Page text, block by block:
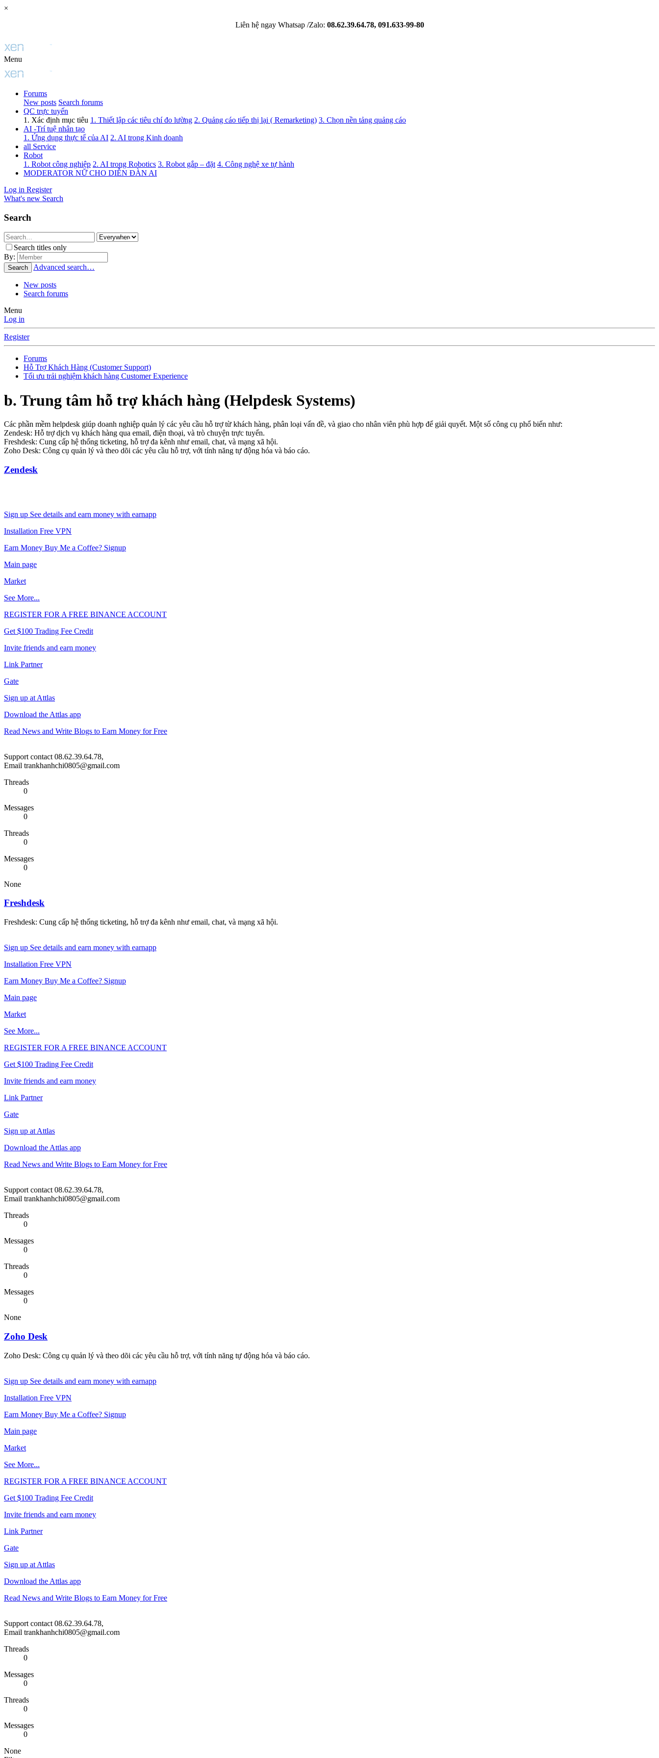
×
Liên hệ ngay Whatsap /Zalo: 08.62.39.64.78, 091.633-99-80
Menu
Forums
New posts Search forums
QC trực tuyến
1. Xác định mục tiêu 1. Thiết lập các tiêu chí đo lường 2. Quảng cáo tiếp thị lại ( Remarketing) 3. Chọn nền tảng quảng cáo
AI -Trí tuệ nhân tạo
1. Ứng dụng thực tế của AI 2. AI trong Kinh doanh
all Service
Robot
1. Robot công nghiệp 2. AI trong Robotics 3. Robot gắp – đặt 4. Công nghệ xe tự hành
MODERATOR NỮ CHO DIỄN ĐÀN AI
Log in Register
What's new Search
Search
Search titles only
By:
Search Advanced search…
New posts
Search forums
Menu
Log in
Register
Forums
Hỗ Trợ Khách Hàng (Customer Support)
Tối ưu trải nghiệm khách hàng Customer Experience
b. Trung tâm hỗ trợ khách hàng (Helpdesk Systems)
Các phần mềm helpdesk giúp doanh nghiệp quản lý các yêu cầu hỗ trợ từ khách hàng, phân loại vấn đề, và giao cho nhân viên phù hợp để giải quyết. Một số công cụ phổ biến như:
Zendesk: Hỗ trợ dịch vụ khách hàng qua email, điện thoại, và trò chuyện trực tuyến.
Freshdesk: Cung cấp hệ thống ticketing, hỗ trợ đa kênh như email, chat, và mạng xã hội.
Zoho Desk: Công cụ quản lý và theo dõi các yêu cầu hỗ trợ, với tính năng tự động hóa và báo cáo.
Zendesk
Sign up See details and earn money with earnapp
Installation Free VPN
Earn Money Buy Me a Coffee? Signup
Main page
Market
See More...
REGISTER FOR A FREE BINANCE ACCOUNT
Get $100 Trading Fee Credit
Invite friends and earn money
Link Partner
Gate
Sign up at Attlas
Download the Attlas app
Read News and Write Blogs to Earn Money for Free
Support contact 08.62.39.64.78,
Email trankhanhchi0805@gmail.com
Threads
0
Messages
0
Threads
0
Messages
0
None
Freshdesk
Freshdesk: Cung cấp hệ thống ticketing, hỗ trợ đa kênh như email, chat, và mạng xã hội.
Sign up See details and earn money with earnapp
Installation Free VPN
Earn Money Buy Me a Coffee? Signup
Main page
Market
See More...
REGISTER FOR A FREE BINANCE ACCOUNT
Get $100 Trading Fee Credit
Invite friends and earn money
Link Partner
Gate
Sign up at Attlas
Download the Attlas app
Read News and Write Blogs to Earn Money for Free
Support contact 08.62.39.64.78,
Email trankhanhchi0805@gmail.com
Threads
0
Messages
0
Threads
0
Messages
0
None
Zoho Desk
Zoho Desk: Công cụ quản lý và theo dõi các yêu cầu hỗ trợ, với tính năng tự động hóa và báo cáo.
Sign up See details and earn money with earnapp
Installation Free VPN
Earn Money Buy Me a Coffee? Signup
Main page
Market
See More...
REGISTER FOR A FREE BINANCE ACCOUNT
Get $100 Trading Fee Credit
Invite friends and earn money
Link Partner
Gate
Sign up at Attlas
Download the Attlas app
Read News and Write Blogs to Earn Money for Free
Support contact 08.62.39.64.78,
Email trankhanhchi0805@gmail.com
Threads
0
Messages
0
Threads
0
Messages
0
None